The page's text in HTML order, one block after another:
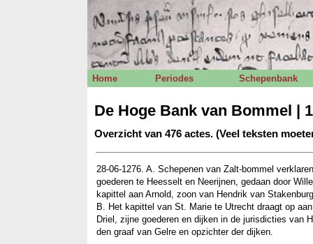
Home Periodes Schepenbank
De Hoge Bank van Bommel |
Overzicht van 476 actes. (Veel teksten
28-06-1276. A. Schepenen van Zalt-bommel
goederen te Heesselt en Neerijnen, gedaan door
kapittel aan Arnold, zoon van Hendrik van
B. Het kapittel van St. Marie te Utrecht draagt op
Driel, zijne goederen en dijken in de jurisdicties van
den graaf van Gelre en opzichter der dijken.